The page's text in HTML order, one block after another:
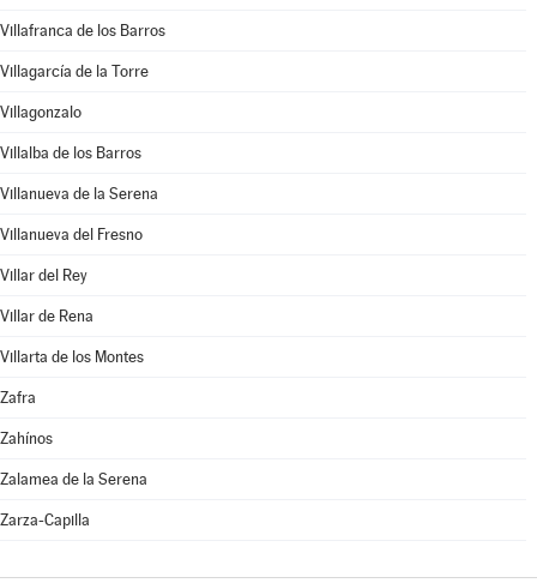
Villafranca de los Barros
Villagarcía de la Torre
Villagonzalo
Villalba de los Barros
Villanueva de la Serena
Villanueva del Fresno
Villar del Rey
Villar de Rena
Villarta de los Montes
Zafra
Zahínos
Zalamea de la Serena
Zarza-Capilla